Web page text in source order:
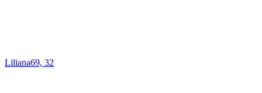
Liliana69, 32